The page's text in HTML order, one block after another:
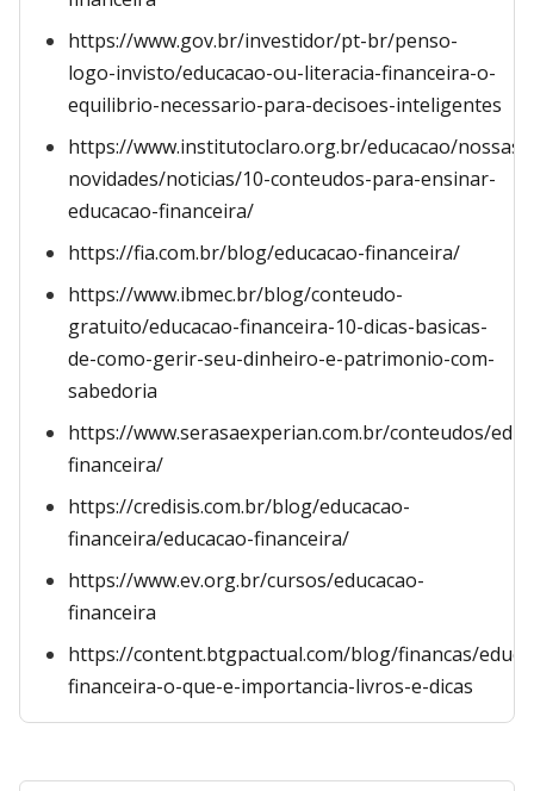
https://www.gov.br/investidor/pt-br/penso-
logo-invisto/educacao-ou-literacia-financeira-o-
equilibrio-necessario-para-decisoes-inteligentes
https://www.institutoclaro.org.br/educacao/nossas-
novidades/noticias/10-conteudos-para-ensinar-
educacao-financeira/
https://fia.com.br/blog/educacao-financeira/
https://www.ibmec.br/blog/conteudo-
gratuito/educacao-financeira-10-dicas-basicas-
de-como-gerir-seu-dinheiro-e-patrimonio-com-
sabedoria
https://www.serasaexperian.com.br/conteudos/
financeira/
https://credisis.com.br/blog/educacao-
financeira/educacao-financeira/
https://www.ev.org.br/cursos/educacao-
financeira
https://content.btgpactual.com/blog/financas/
financeira-o-que-e-importancia-livros-e-dicas